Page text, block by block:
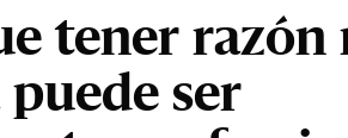
tener
ser